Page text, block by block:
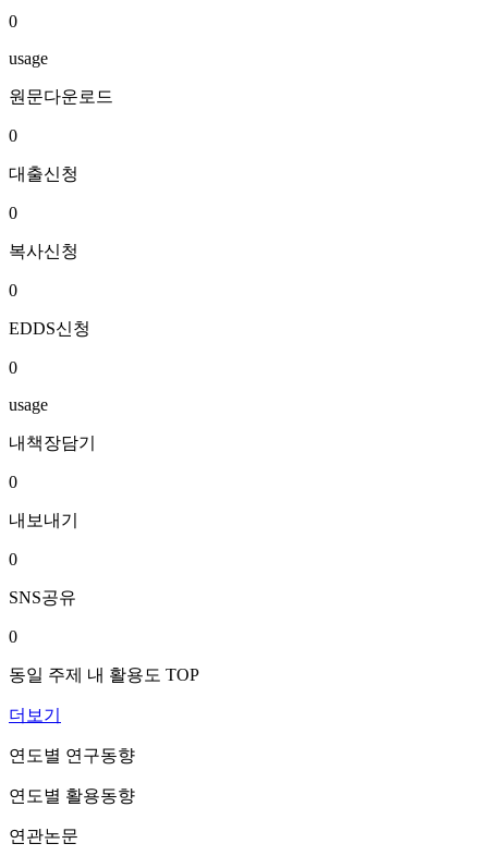
0
usage
원문다운로드
0
대출신청
0
복사신청
0
EDDS신청
0
usage
내책장담기
0
내보내기
0
SNS공유
0
동일 주제 내 활용도 TOP
더보기
연도별 연구동향
연도별 활용동향
연관논문